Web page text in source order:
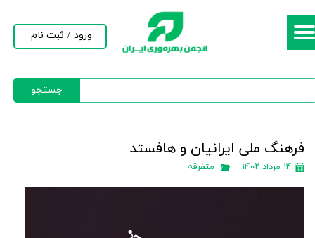
جستجو
ورود / ثبت نام
حساب کاربری من
فرهنگ ملی ایرانیان و هافستد
۱۴ مرداد ۱۴۰۲ متفرقه